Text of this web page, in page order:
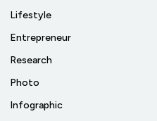
Lifestyle
Entrepreneur
Research
Photo
Infographic